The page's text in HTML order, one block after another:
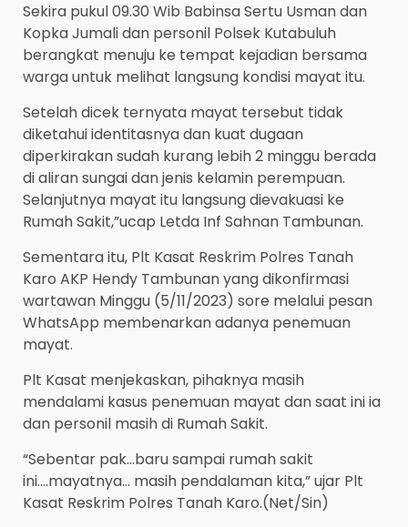
Sekira pukul 09.30 Wib Babinsa Sertu Usman dan
Kopka Jumali dan personil Polsek Kutabuluh
berangkat menuju ke tempat kejadian bersama
warga untuk melihat langsung kondisi mayat itu.
Setelah dicek ternyata mayat tersebut tidak
diketahui identitasnya dan kuat dugaan
diperkirakan sudah kurang lebih 2 minggu berada
di aliran sungai dan jenis kelamin perempuan.
Selanjutnya mayat itu langsung dievakuasi ke
Rumah Sakit,”ucap Letda Inf Sahnan Tambunan.
Sementara itu, Plt Kasat Reskrim Polres Tanah
Karo AKP Hendy Tambunan yang dikonfirmasi
wartawan Minggu (5/11/2023) sore melalui pesan
WhatsApp membenarkan adanya penemuan
mayat.
Plt Kasat menjekaskan, pihaknya masih
mendalami kasus penemuan mayat dan saat ini ia
dan personil masih di Rumah Sakit.
“Sebentar pak…baru sampai rumah sakit
ini….mayatnya… masih pendalaman kita,” ujar Plt
Kasat Reskrim Polres Tanah Karo.(Net/Sin)